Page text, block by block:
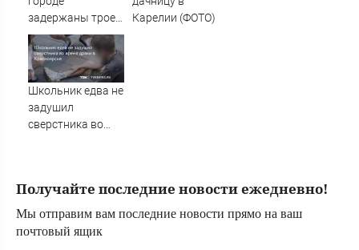
задержаны трое
подростков,
готовивших
теракт против
военных
Карелии (ФОТО)
Школьник едва не
задушил
сверстника во
Получайте последние новости ежедневно!
Мы отправим вам последние новости прямо на ваш
почтовый ящик